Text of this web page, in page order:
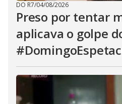
DO R7/04/08/2026
Preso por tentar
aplicava o golpe